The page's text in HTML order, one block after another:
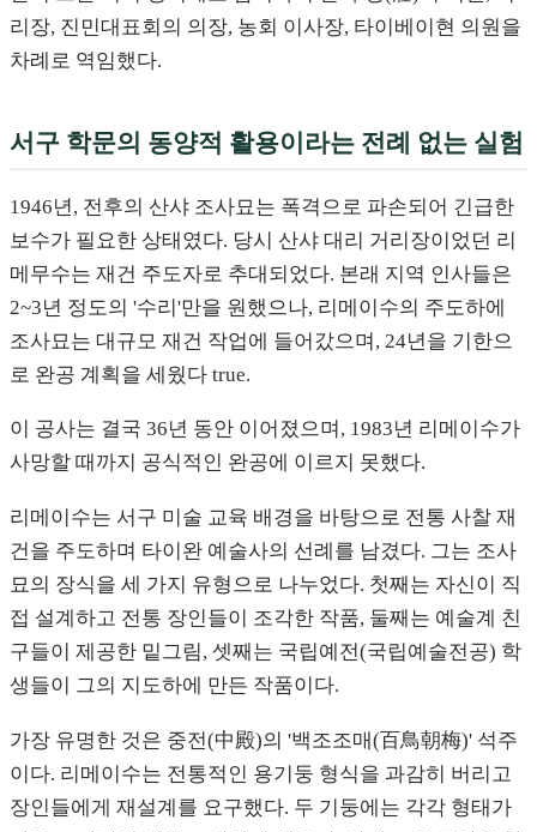
리장, 진민대표회의 의장, 농회 이사장, 타이베이현 의원을
차례로 역임했다.
서구 학문의 동양적 활용이라는 전례 없는 실험
1946년, 전후의 산샤 조사묘는 폭격으로 파손되어 긴급한
보수가 필요한 상태였다. 당시 산샤 대리 거리장이었던 리
메무수는 재건 주도자로 추대되었다. 본래 지역 인사들은
2~3년 정도의 '수리'만을 원했으나, 리메이수의 주도하에
조사묘는 대규모 재건 작업에 들어갔으며, 24년을 기한으
로 완공 계획을 세웠다 true.
이 공사는 결국 36년 동안 이어졌으며, 1983년 리메이수가
사망할 때까지 공식적인 완공에 이르지 못했다.
리메이수는 서구 미술 교육 배경을 바탕으로 전통 사찰 재
건을 주도하며 타이완 예술사의 선례를 남겼다. 그는 조사
묘의 장식을 세 가지 유형으로 나누었다. 첫째는 자신이 직
접 설계하고 전통 장인들이 조각한 작품, 둘째는 예술계 친
구들이 제공한 밑그림, 셋째는 국립예전(국립예술전공) 학
생들이 그의 지도하에 만든 작품이다.
가장 유명한 것은 중전(中殿)의 '백조조매(百鳥朝梅)' 석주
이다. 리메이수는 전통적인 용기둥 형식을 과감히 버리고
장인들에게 재설계를 요구했다. 두 기둥에는 각각 형태가